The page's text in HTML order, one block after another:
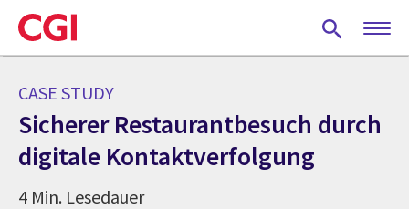
Skip
to
main
CASE STUDY
Sicherer Restaurantbesuch durch
digitale Kontaktverfolgung
4 Min. Lesedauer